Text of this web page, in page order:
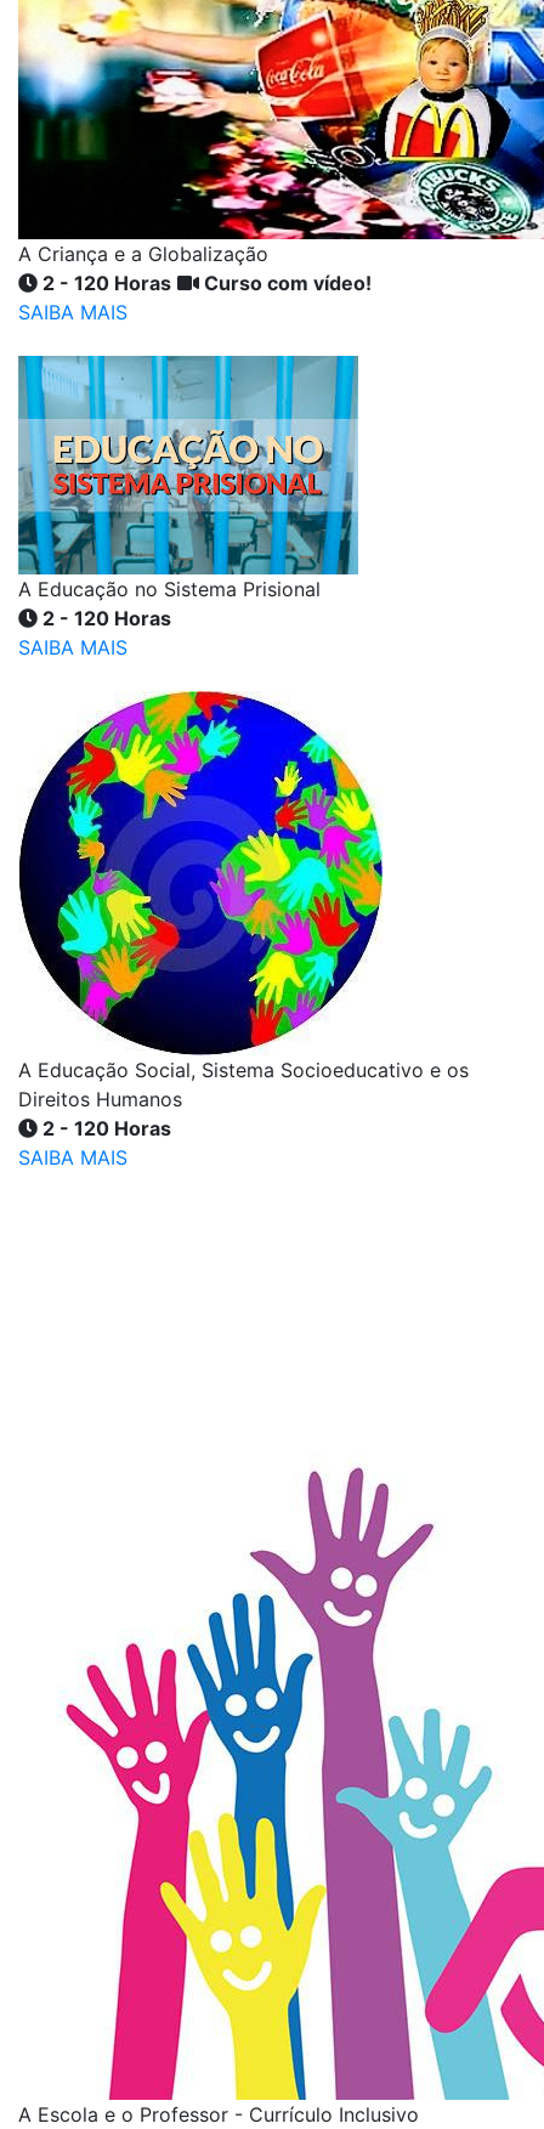
A Criança e a Globalização
2 - 120 Horas
Curso com vídeo!
SAIBA MAIS
A Educação no Sistema Prisional
2 - 120 Horas
SAIBA MAIS
A Educação Social, Sistema Socioeducativo e os
Direitos Humanos
2 - 120 Horas
SAIBA MAIS
A Escola e o Professor - Currículo Inclusivo